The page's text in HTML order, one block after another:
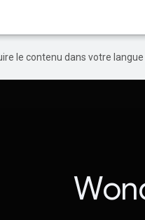
le contenu dans votre